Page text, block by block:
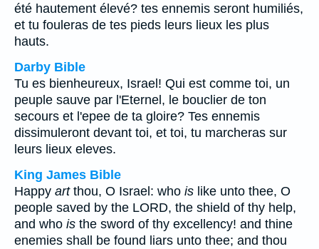
été hautement élevé? tes ennemis seront humiliés,
et tu fouleras de tes pieds leurs lieux les plus
hauts.
Darby Bible
Tu es bienheureux, Israel! Qui est comme toi, un
peuple sauve par l'Eternel, le bouclier de ton
secours et l'epee de ta gloire? Tes ennemis
dissimuleront devant toi, et toi, tu marcheras sur
leurs lieux eleves.
King James Bible
Happy artthou, O Israel: who is like unto thee, O
people saved by the LORD, the shield of thy help,
and who is the sword of thy excellency! and thine
enemies shall be found liars unto thee; and thou